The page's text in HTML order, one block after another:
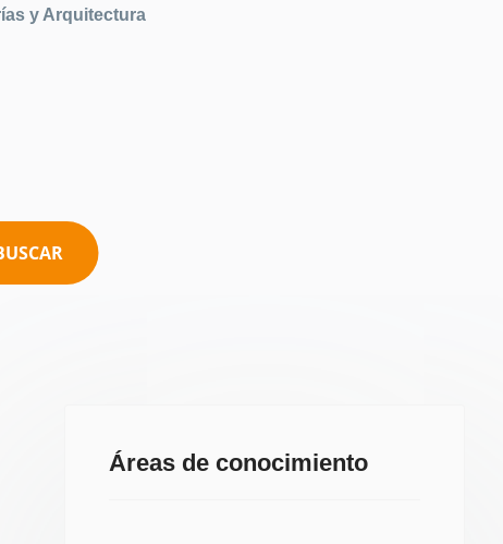
y Arquitectura
Áreas de conocimiento